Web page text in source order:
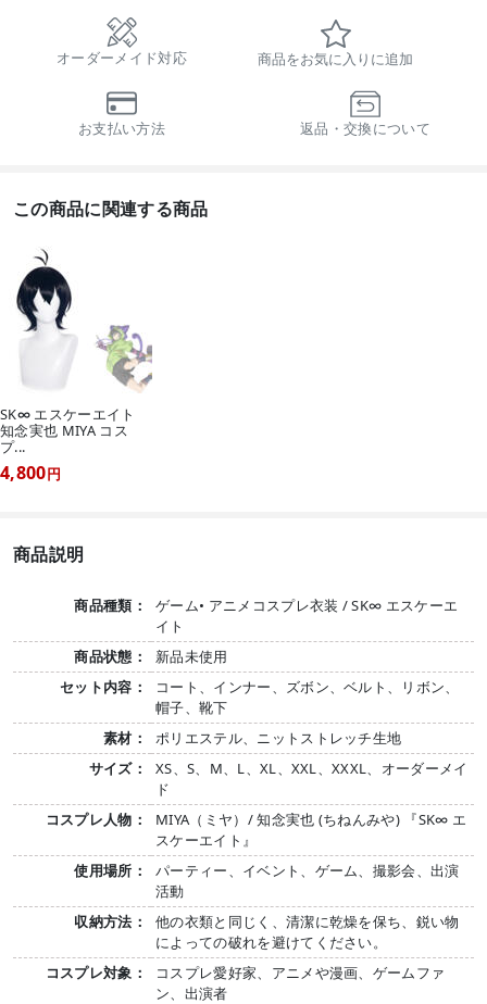
オーダーメイド対応 商品をお気に入りに追加
お支払い方法 返品・交換について
この商品に関連する商品
SK∞ エスケーエイト
知念実也 MIYA コス
プ...
4,800円
商品説明
商品種類：
ゲーム• アニメコスプレ衣装 / SK∞ エスケーエ
イト
商品状態：
新品未使用
セット内容：
コート、インナー、ズボン、ベルト、リボン、
帽子、靴下
素材：
ポリエステル、ニットストレッチ生地
サイズ：
XS、S、M、L、XL、XXL、XXXL、オーダーメイ
ド
コスプレ人物：
MIYA（ミヤ）/ 知念実也 (ちねんみや) 『SK∞ エ
スケーエイト』
使用場所：
パーティー、イベント、ゲーム、撮影会、出演
活動
収納方法：
他の衣類と同じく、清潔に乾燥を保ち、鋭い物
によっての破れを避けてください。
コスプレ対象：
コスプレ愛好家、アニメや漫画、ゲームファ
ン、出演者